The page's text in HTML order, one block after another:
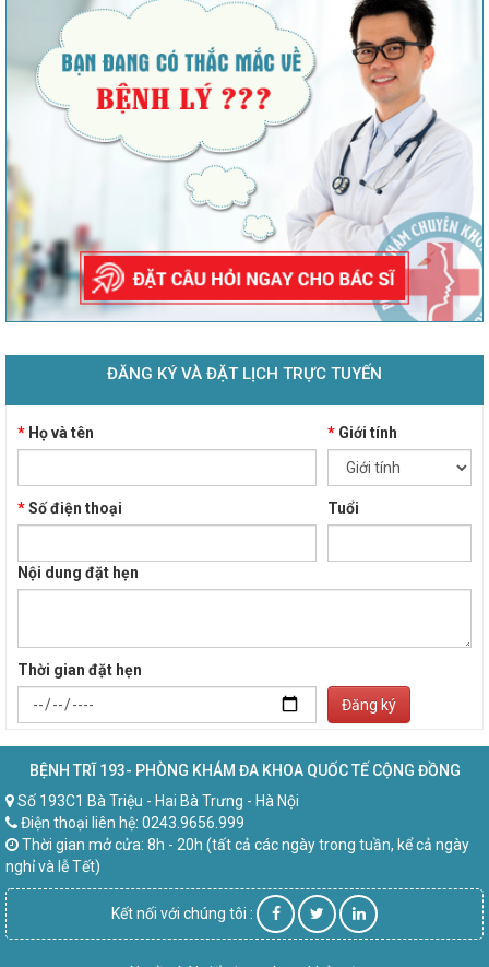
ĐĂNG KÝ VÀ ĐẶT LỊCH TRỰC TUYẾN
* Họ và tên *Giới tính
*Số điện thoại Tuổi
Nội dung đặt hẹn
Thời gian đặt hẹn
Đăng ký
BỆNH TRĨ 193- PHÒNG KHÁM ĐA KHOA QUỐC TẾ CỘNG ĐỒNG
Số 193C1 Bà Triệu - Hai Bà Trưng - Hà Nội
Điện thoại liên hệ: 0243.9656.999
Thời gian mở cửa: 8h - 20h (tất cả các ngày trong tuần, kể cả ngày
nghỉ và lễ Tết)
Kết nối với chúng tôi :